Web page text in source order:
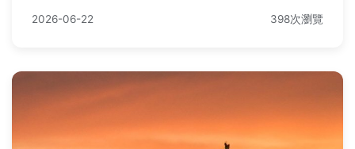
2026-06-22 398次瀏覽